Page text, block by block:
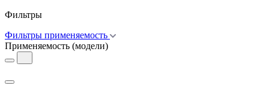
Фильтры
Фильтры применяемость
Применяемость (модели)